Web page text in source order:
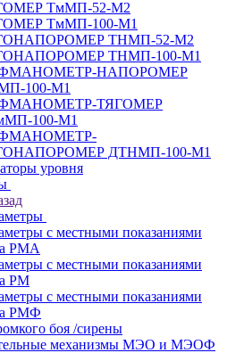
ТмМП-52-М2
ТмМП-100-М1
ТНМП-52-М2
ТНМП-100-М1
НАПОРОМЕР
100-М1
ТЯГОМЕР
100-М1
ДТНМП-100-М1
уровня
с местными показаниями
РМА
с местными показаниями
РМ
с местными показаниями
РМФ
боя /сирены
механизмы МЭО и МЭОФ